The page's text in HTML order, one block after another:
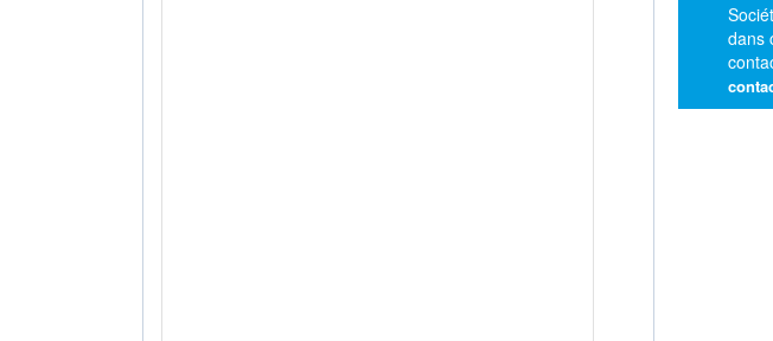
dans